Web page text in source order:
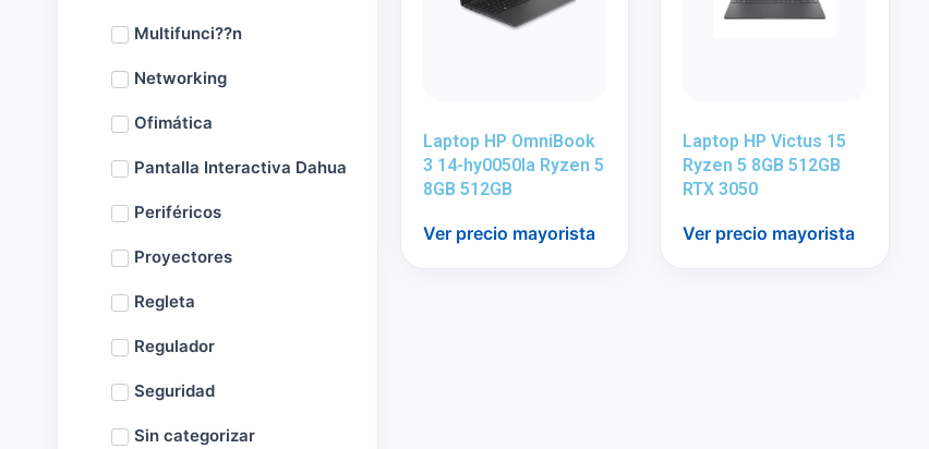
Multifunci??n
Networking
Ofimática
Pantalla Interactiva Dahua
Periféricos
Proyectores
Regleta
Regulador
Seguridad
Sin categorizar
Laptop HP OmniBook
3 14-hy0050la Ryzen 5
8GB 512GB
Ver precio mayorista
Laptop HP Victus 15
Ryzen 5 8GB 512GB
RTX 3050
Ver precio mayorista